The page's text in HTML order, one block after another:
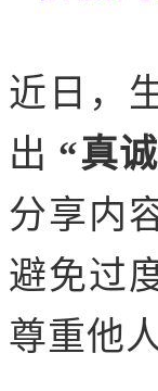
近日，
出 “真
分享内
避免过
尊重他